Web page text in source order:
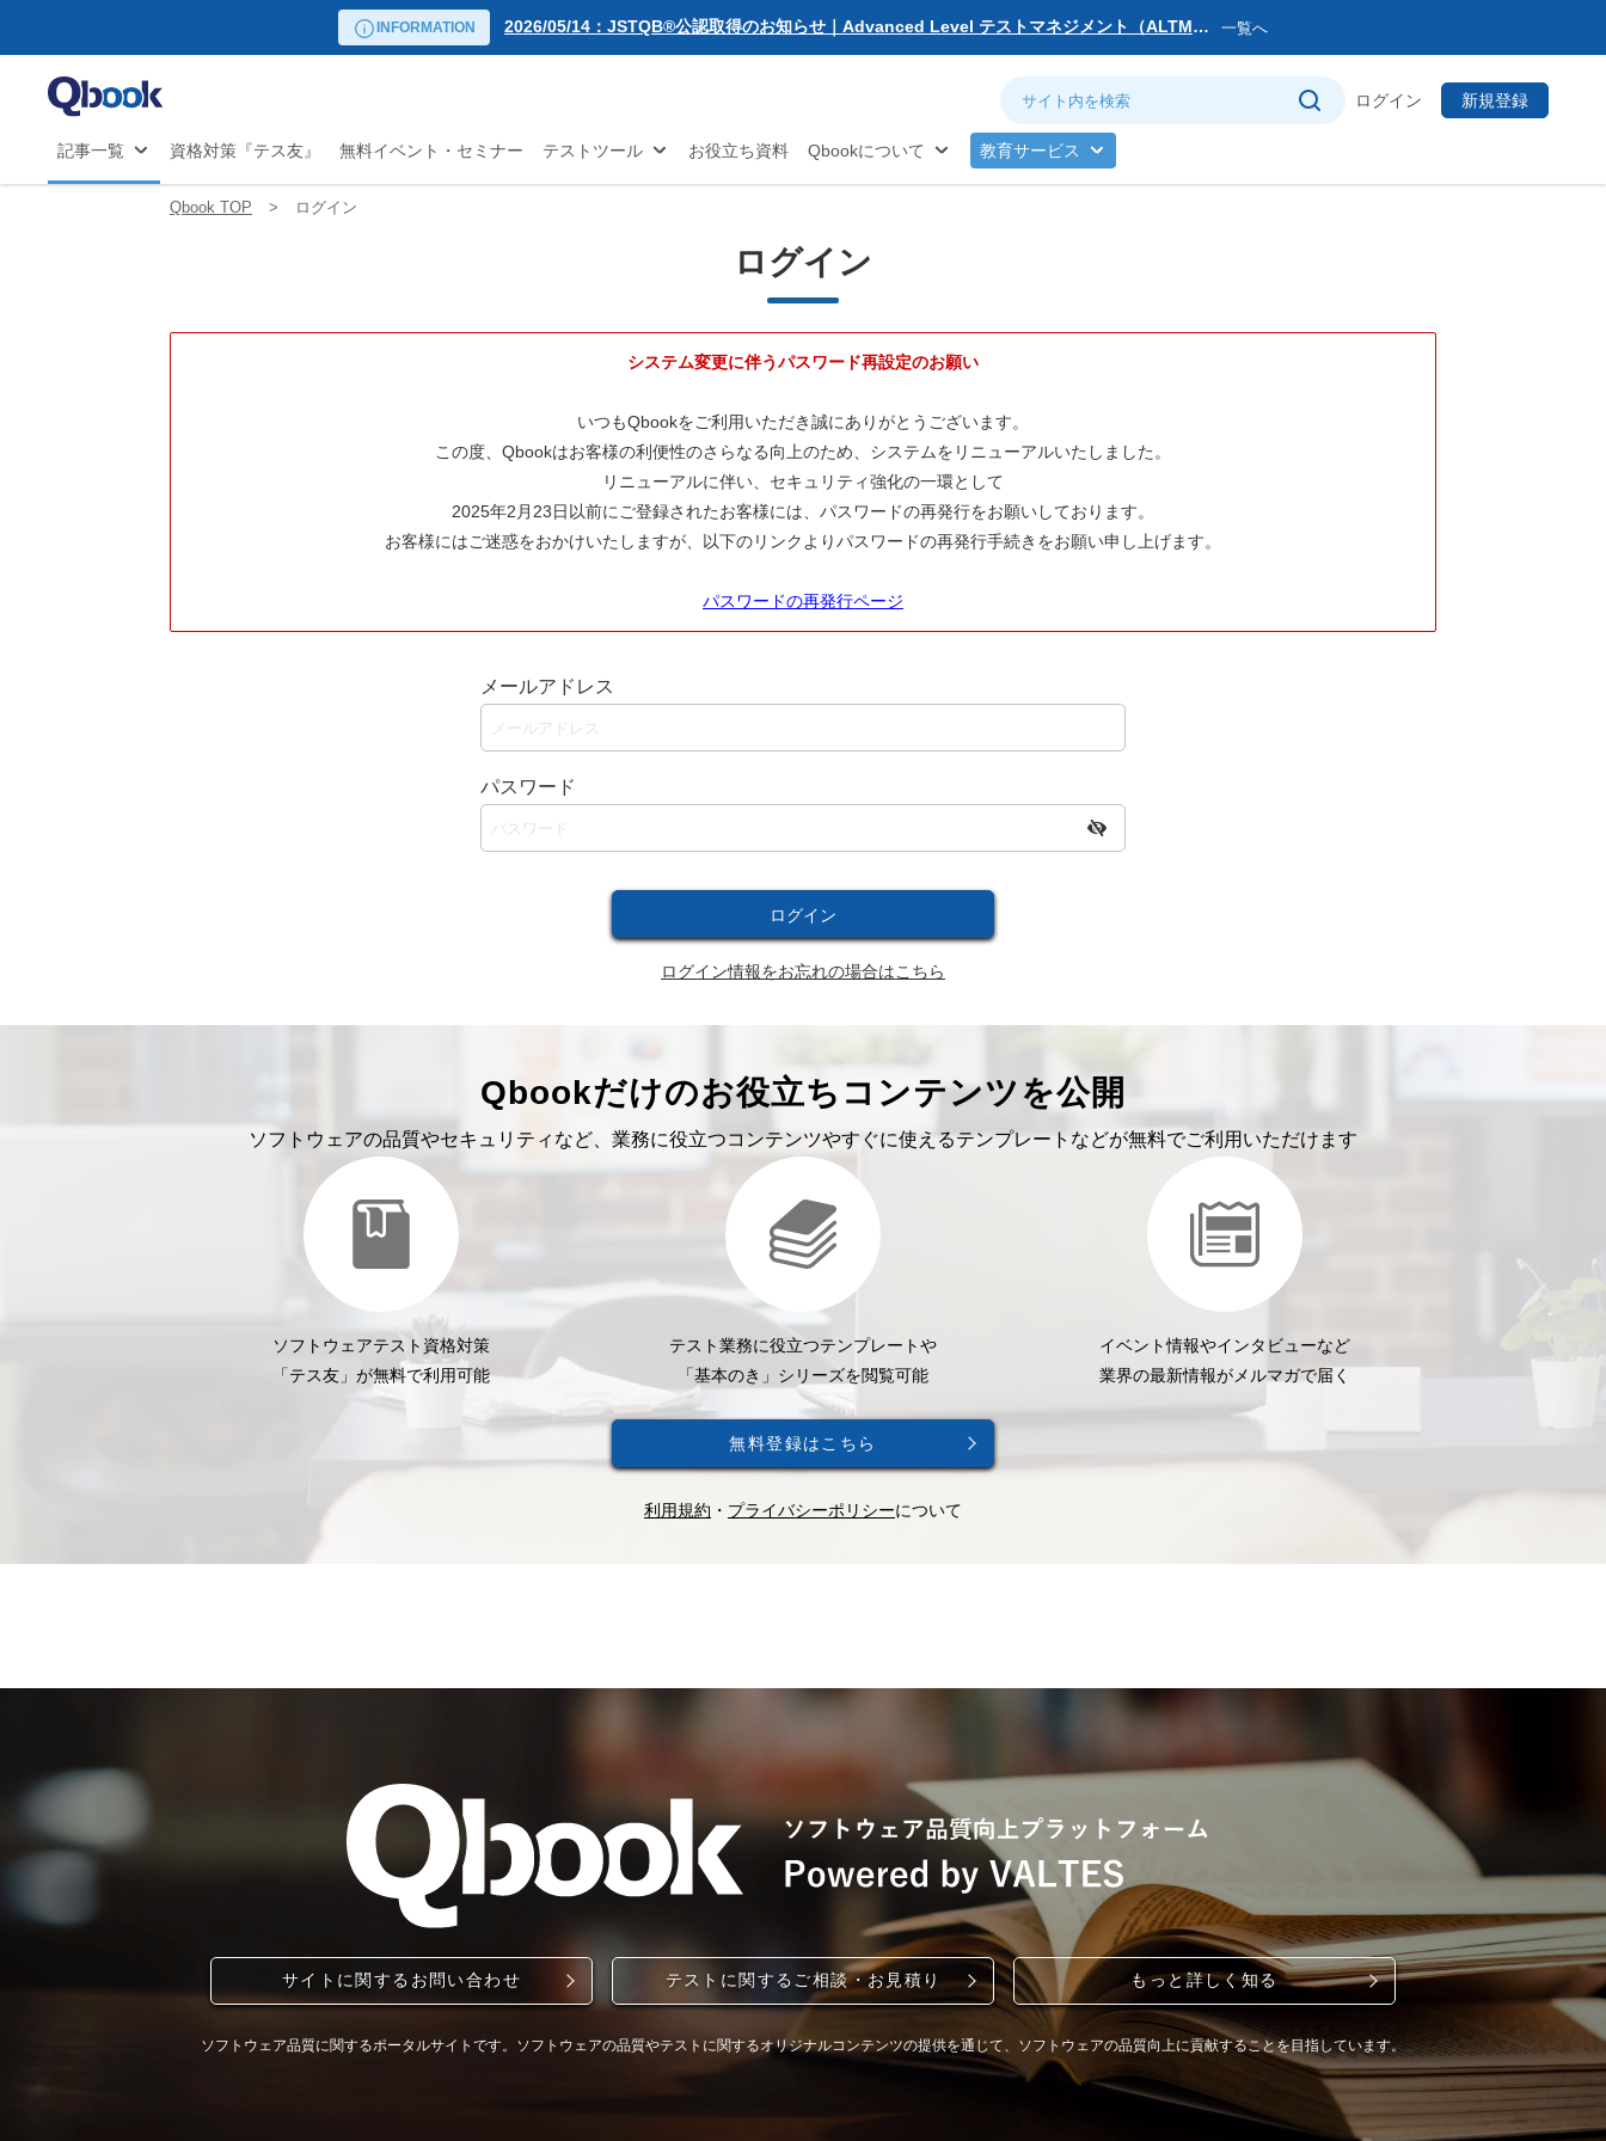
INFORMATION
2026/05/14：JSTQB®公認取得のお知らせ｜Advanced Level テストマネジメント（ALTM）
試験対策...
2026/03/02：バルテス・ホールディングス グループ内事業再編に伴うサービス提供会社変更
開
2026/01/06：【2026年度】テーマ別セミナー 年間開催スケジュール公開のお知らせ
2025/12/11：Qbook 会員数4万人突破！＆サイトリニューアルのお知らせ
2025/02/25：【重要】ログインパスワード再設定のお願い
2025/02/19：【重要】システム変更に伴うメンテナンス作業のお知らせ
一覧へ
ログイン 新規登録
記事一覧 資格対策『テス友』 無料イベント・セミナー テストツール お役立ち資料 Qbookについて 教育サービス
リーダー向け講座
自動化 アジャイル
ソフトウェア品質
Qbook TOP ログイン
ログイン
システム変更に伴うパスワード再設定のお願い
いつもQbookをご利用いただき誠にありがとうございます。
この度、Qbookはお客様の利便性のさらなる向上のため、システムをリニューアルいたしました。
リニューアルに伴い、セキュリティ強化の一環として
2025年2月23日以前にご登録されたお客様には、パスワードの再発行をお願いしております。
お客様にはご迷惑をおかけいたしますが、以下のリンクよりパスワードの再発行手続きをお願い申し上げます。
パスワードの再発行ページ
メールアドレス
パスワード
ログイン情報をお忘れの場合はこちら
Qbookだけのお役立ちコンテンツを公開
ソフトウェアの品質やセキュリティなど、業務に役立つコンテンツやすぐに使えるテンプレートなどが無料でご利用いただけます
ソフトウェアテスト資格対策
「テス友」が無料で利用可能
テスト業務に役立つテンプレートや
「基本のき」シリーズを閲覧可能
イベント情報やインタビューなど
業界の最新情報がメルマガで届く
無料登録はこちら
利用規約 ・ プライバシーポリシーについて
サイトに関するお問い合わせ テストに関するご相談・お見積り もっと詳しく知る
ソフトウェア品質に関するポータルサイトです。ソフトウェアの品質やテストに関するオリジナルコンテンツの提供を通じて、ソフトウェアの品質向上に貢献することを目指しています。